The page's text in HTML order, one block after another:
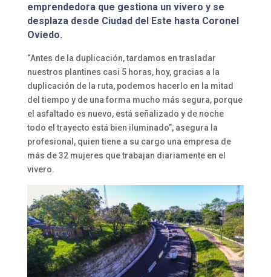
emprendedora que gestiona un vivero y se
desplaza desde Ciudad del Este hasta Coronel
Oviedo.
“Antes de la duplicación, tardamos en trasladar
nuestros plantines casi 5 horas, hoy, gracias a la
duplicación de la ruta, podemos hacerlo en la mitad
del tiempo y de una forma mucho más segura, porque
el asfaltado es nuevo, está señalizado y de noche
todo el trayecto está bien iluminado”, asegura la
profesional, quien tiene a su cargo una empresa de
más de 32 mujeres que trabajan diariamente en el
vivero.